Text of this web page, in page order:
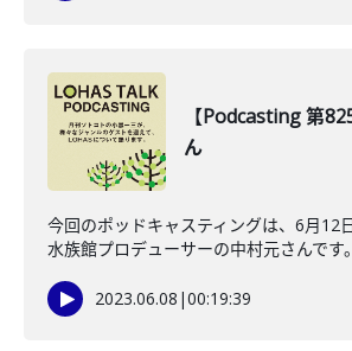
【Podcasting 第
ん
今回のポッドキャスティングは、6月12
水族館プロデューサーの中村元さんです。
2023.06.08 |00:19:39